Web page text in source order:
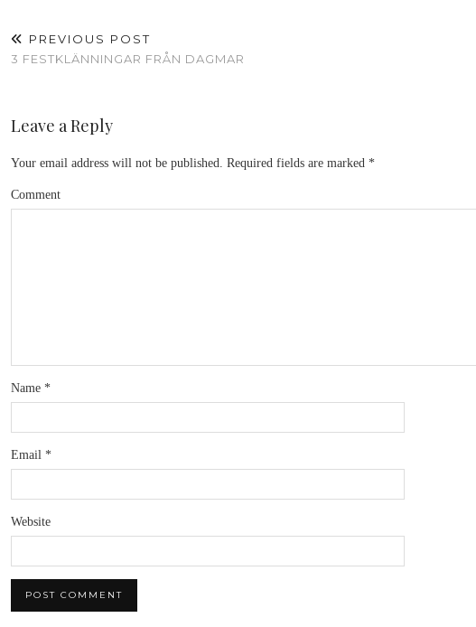
PREVIOUS POST
3 FESTKLÄNNINGAR FRÅN DAGMAR
Leave a Reply
Your email address will not be published. Required fields are marked *
Comment
Name *
Email *
Website